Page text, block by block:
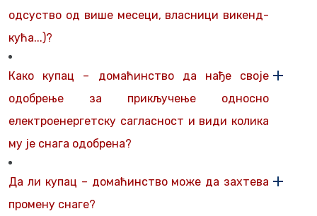
одсуство од више месеци, власници викенд-
кућа...)?
Како купац – домаћинство да нађе своје
одобрење за прикључење односно
електроенергетску сагласност и види колика
му је снага одобрена?
Да ли купац – домаћинство може да захтева
промену снаге?